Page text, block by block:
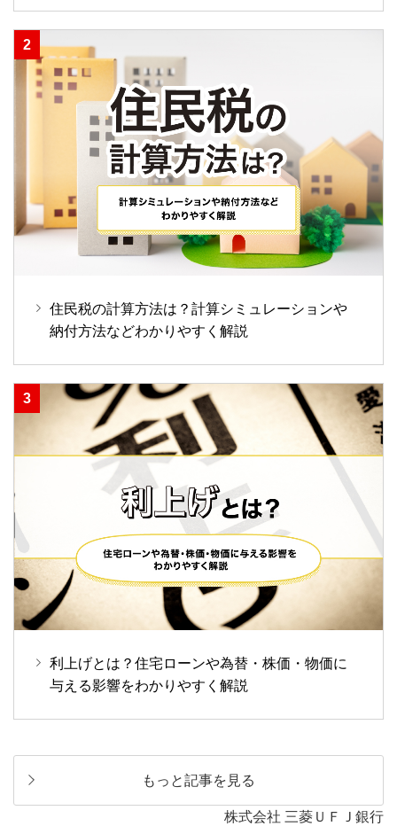
住民税の計算方法は？計算シミュレーションや
納付方法などわかりやすく解説
利上げとは？住宅ローンや為替・株価・物価に
与える影響をわかりやすく解説
もっと記事を見る
株式会社 三菱ＵＦＪ銀行